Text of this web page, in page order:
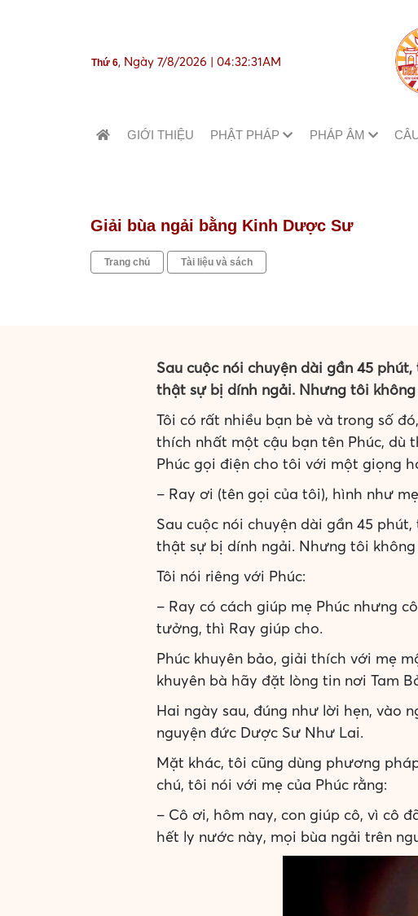
Thứ 6 , Ngày 7/8/2026 | 04:32:32AM
GIỚI THIỆU PHẬT PHÁP PHÁP ÂM
Giải bùa ngải bằng Kinh Dược Sư
Trang chủ Tài liệu và sách
Sau cuộc nói chuyện dài gần 45
thật sự bị dính ngải. Nhưng tôi
Tôi có rất nhiều bạn bè và trong số
thích nhất một cậu bạn tên Phúc, dù
Phúc gọi điện cho tôi với một giọng
– Ray ơi (tên gọi của tôi), hình như
Sau cuộc nói chuyện dài gần 45
thật sự bị dính ngải. Nhưng tôi
Tôi nói riêng với Phúc:
– Ray có cách giúp mẹ Phúc nhưng
tưởng, thì Ray giúp cho.
Phúc khuyên bảo, giải thích với mẹ
khuyên bà hãy đặt lòng tin nơi Tam
Hai ngày sau, đúng như lời hẹn, vào
nguyện đức Dược Sư Như Lai.
Mặt khác, tôi cũng dùng phương
chú, tôi nói với mẹ của Phúc rằng:
– Cô ơi, hôm nay, con giúp cô, vì cô
hết ly nước này, mọi bùa ngải trên